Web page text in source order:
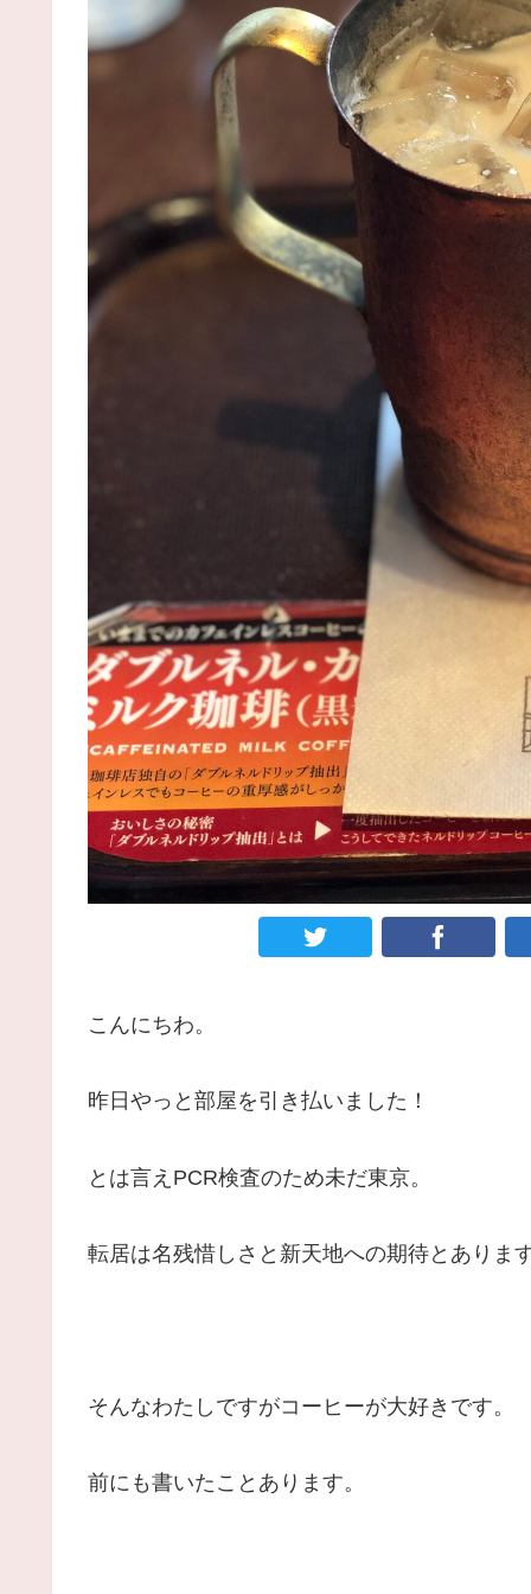
こんにちわ。
昨日やっと部屋を引き払いました！
とは言えPCR検査のため未だ東京。
転居は名残惜しさと新天地への期待とありま
そんなわたしですがコーヒーが大好きです。
前にも書いたことあります。